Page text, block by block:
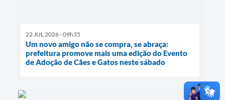
22 JUL 2026 - 09h35
Um novo amigo não se compra, se abraça:
prefeitura promove mais uma edição do Evento
de Adoção de Cães e Gatos neste sábado